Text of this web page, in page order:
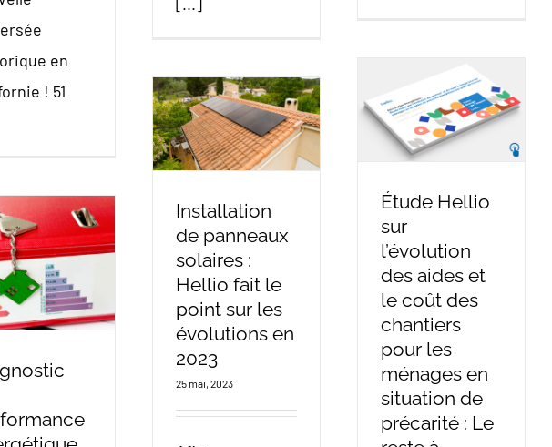
en
! 51
ménages en
situation de
précarité : Le reste à
Étude Hellio
sur
l’évolution
des aides et
le coût des
chantiers
pour les
ménages en
situation de
précarité : Le
Installation de
panneaux solaires :
Hellio fait le point
sur les évolutions en
2023
Installation
de panneaux
solaires :
Hellio fait le
point sur les
évolutions en
2023
25 mai, 2023
Diagnostic de
performance
énergétique (DPE) :
obligations des
propriétaires et les
droits des locataires